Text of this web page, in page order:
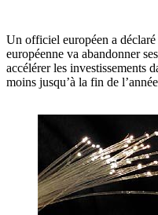
Un officiel européen a
européenne va abandonner
accélérer les investissements
moins jusqu’à la fin de